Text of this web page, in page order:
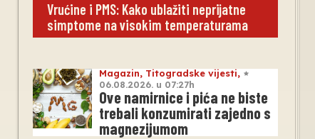
Vrućine i PMS: Kako ublažiti neprijatne
simptome na visokim temperaturama
Magazin, Titogradske vijesti,
06.08.2026. u 07:27h
Ove namirnice i pića ne biste
trebali konzumirati zajedno s
magnezijumom